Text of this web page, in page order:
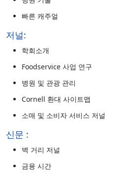
빠른 캐주얼
저널:
학회소개
Foodservice 사업 연구
병원 및 관광 관리
Cornell 환대 사이트맵
소매 및 소비자 서비스 저널
신문 :
벽 거리 저널
금융 시간